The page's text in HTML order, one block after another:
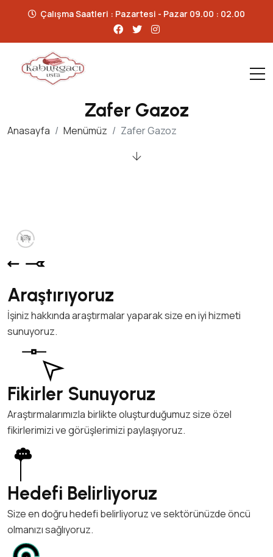
Çalışma Saatleri : Pazartesi - Pazar 09.00 : 02.00
Zafer Gazoz
Anasayfa Menümüz Zafer Gazoz
Araştırıyoruz
İşiniz hakkında araştırmalar yaparak size en iyi hizmeti
sunuyoruz.
Fikirler Sunuyoruz
Araştırmalarımızla birlikte oluşturduğumuz size özel
fikirlerimizi ve görüşlerimizi paylaşıyoruz.
Hedefi Belirliyoruz
Size en doğru hedefi belirliyoruz ve sektörünüzde öncü
olmanızı sağlıyoruz.